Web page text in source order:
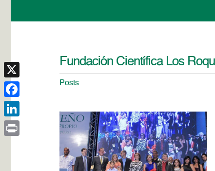
Fundación Científica Los
Posts
X
Facebook
LinkedIn